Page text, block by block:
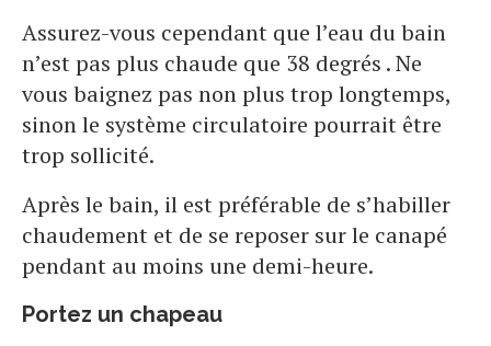
Assurez-vous cependant que l’eau du bain
n’est pas plus chaude que 38 degrés . Ne
vous baignez pas non plus trop longtemps,
sinon le système circulatoire pourrait être
trop sollicité.
Après le bain, il est préférable de s’habiller
chaudement et de se reposer sur le canapé
pendant au moins une demi-heure.
Portez un chapeau